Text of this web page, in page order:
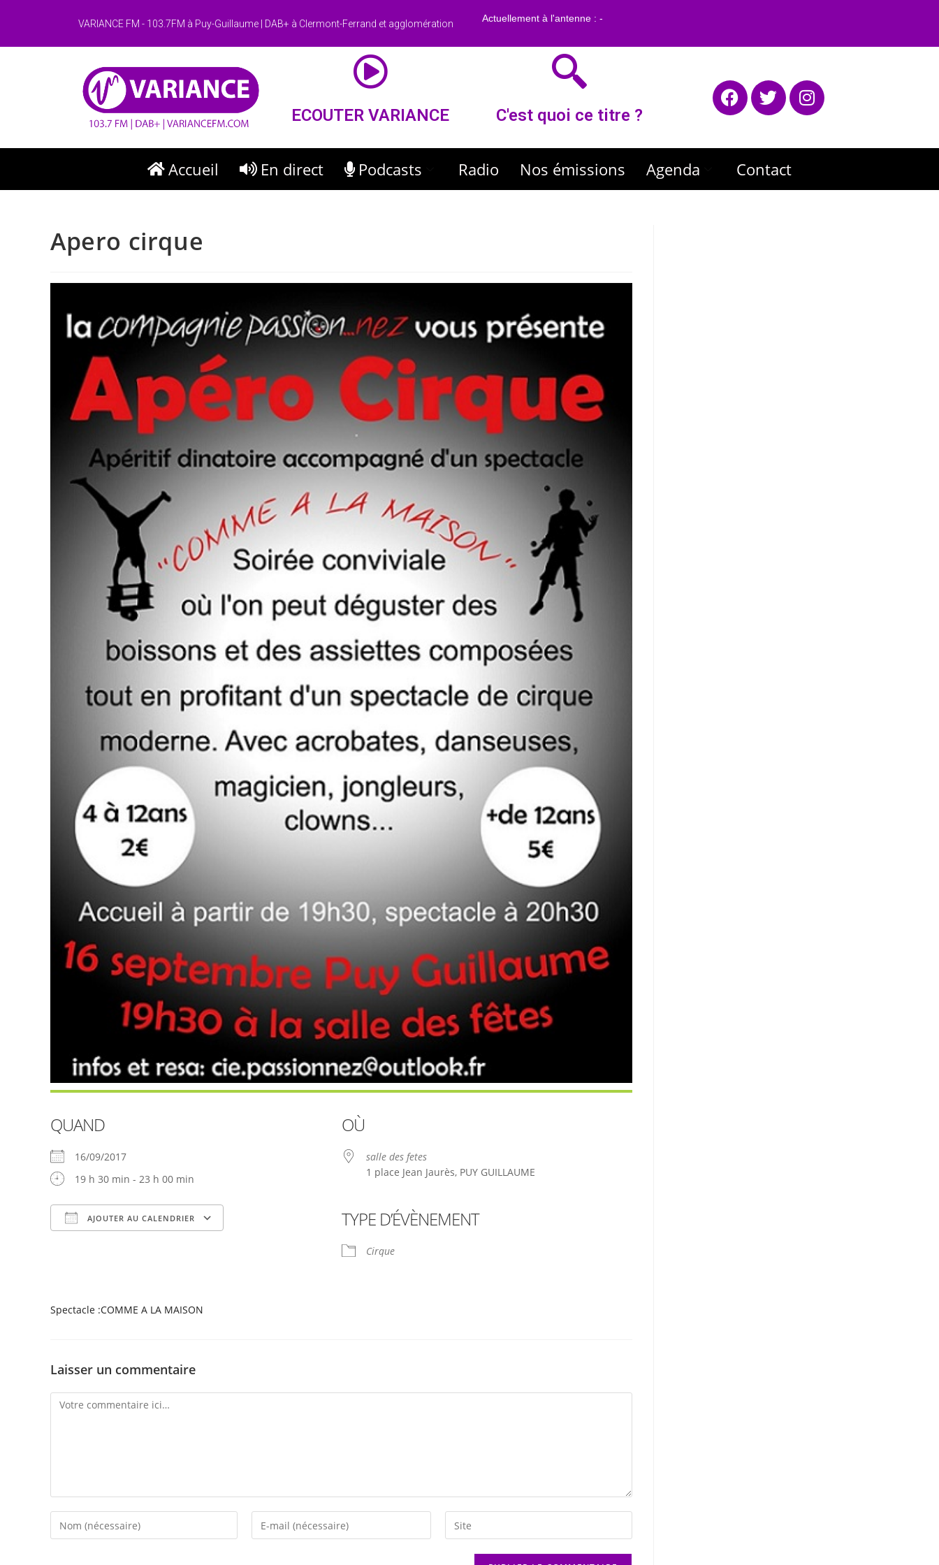
VARIANCE FM - 103.7FM à Puy-Guillaume | DAB+ à Clermont-Ferrand et agglomération
ECOUTER VARIANCE C'est quoi ce titre ?
Accueil En direct Podcasts Radio Nos émissions Agenda Contact
Apero cirque
QUAND
16/09/2017
19 h 30 min - 23 h 00 min
AJOUTER AU CALENDRIER
OÙ
salle des fetes
1 place Jean Jaurès, PUY GUILLAUME
TYPE D’ÉVÈNEMENT
Cirque
Spectacle :COMME A LA MAISON
Laisser un commentaire